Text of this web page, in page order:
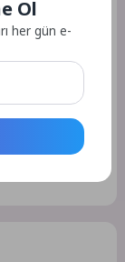
adım, e-posta
Ol
her gün e-